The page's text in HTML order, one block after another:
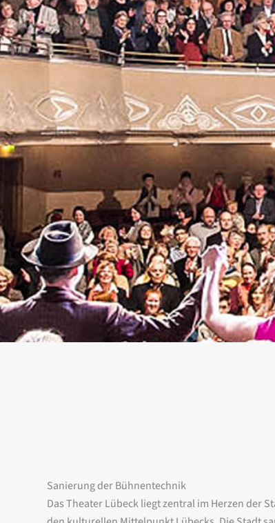
Sanierung der Bühnentechnik
Das Theater Lübeck liegt zentral im Herzen der